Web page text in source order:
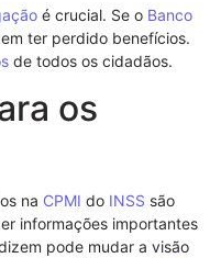
é crucial. Se o Banco
ter perdido benefícios.
de todos os cidadãos.
os
na CPMI do INSS são
informações importantes
pode mudar a visão